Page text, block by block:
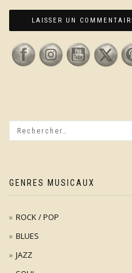
GENRES MUSICAUX
ROCK / POP
BLUES
JAZZ